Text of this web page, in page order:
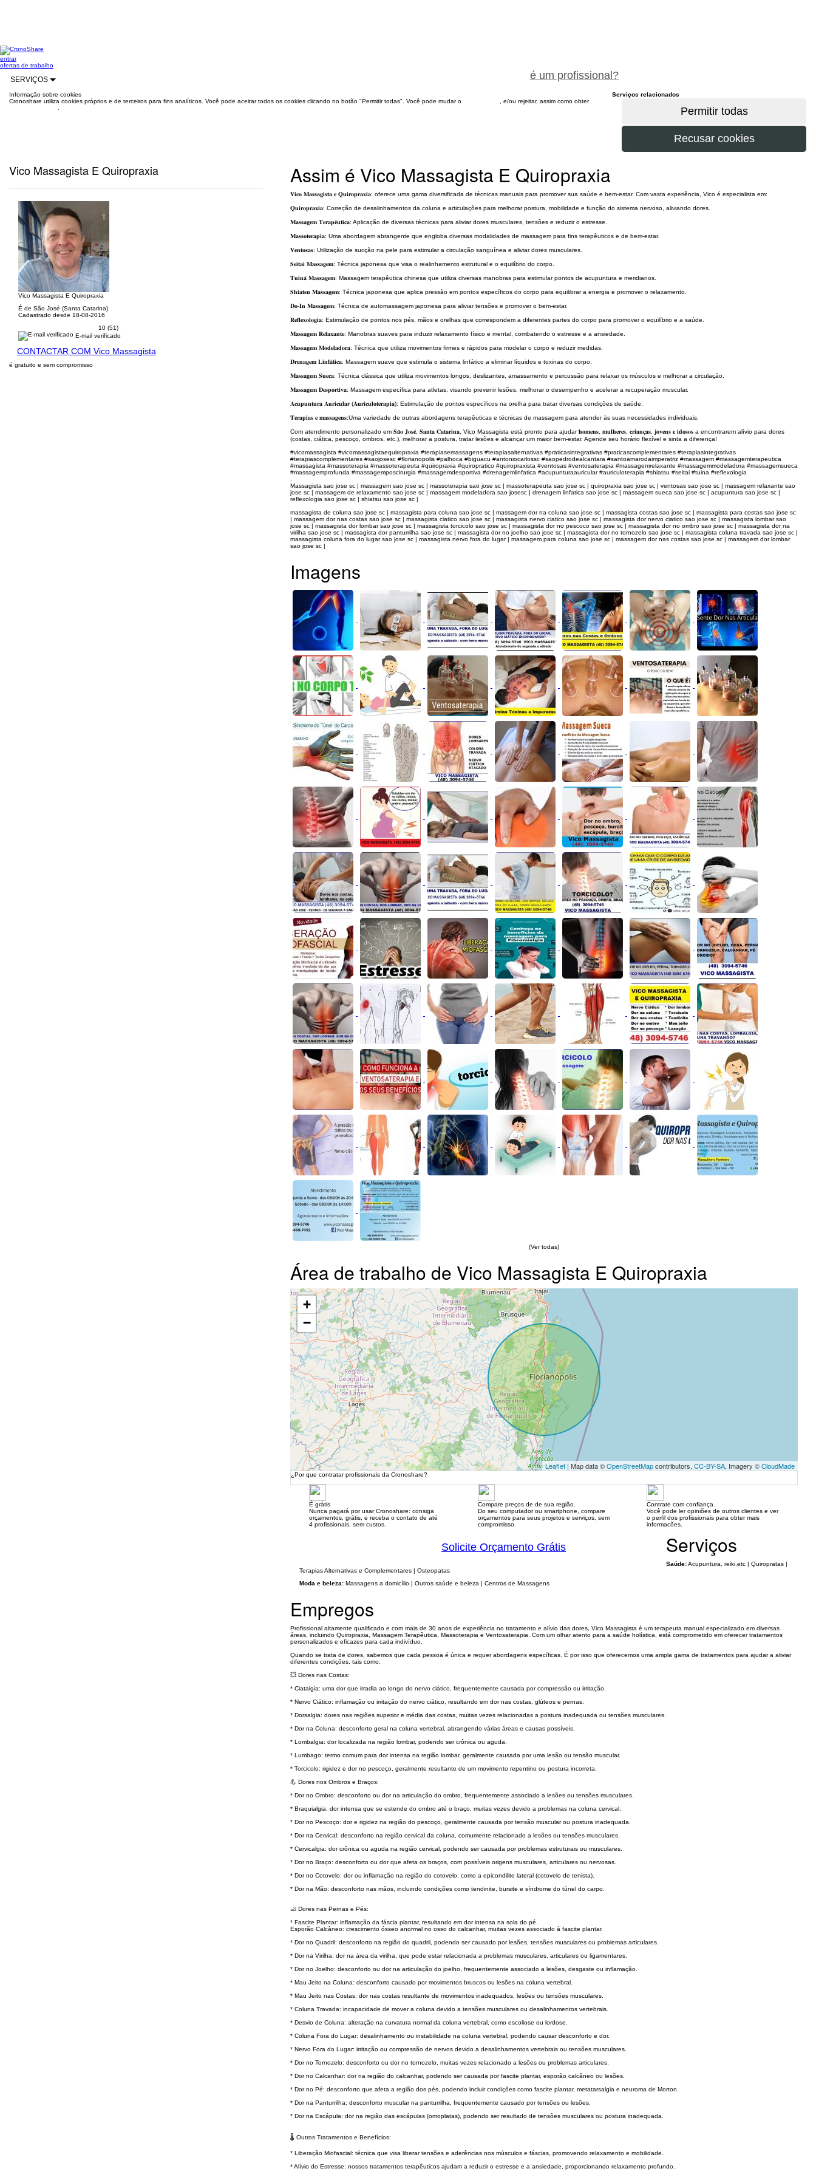
entrar
é um profissional?
ofertas de trabalho
SERVIÇOS
Informação sobre cookies
Cronoshare utiliza cookies próprios e de terceiros para fins analíticos. Você pode aceitar todos os cookies clicando no botão "Permitir todas". Você pode mudar o
, e/ou rejeitar, assim como obter
Vico Massagista E Quiropraxia
Vico Massagista E Quiropraxia
É de São José (Santa Catarina)
Cadastrado desde 18-08-2016
10 (51)
E-mail verificado
CONTACTAR COM Vico Massagista
é gratuito e sem compromisso
Assim é Vico Massagista E Quiropraxia
𝐕𝐢𝐜𝐨 𝐌𝐚𝐬𝐬𝐚𝐠𝐢𝐬𝐭𝐚 𝐞 𝐐𝐮𝐢𝐫𝐨𝐩𝐫𝐚𝐱𝐢𝐚: oferece uma gama diversificada de técnicas manuais para promover sua saúde e bem-estar. Com vasta experiência, Vico é especialista em:
𝐐𝐮𝐢𝐫𝐨𝐩𝐫𝐚𝐱𝐢𝐚: Correção de desalinhamentos da coluna e articulações para melhorar postura, mobilidade e função do sistema nervoso, aliviando dores.
𝐌𝐚𝐬𝐬𝐚𝐠𝐞𝐦 𝐓𝐞𝐫𝐚𝐩𝐞̂𝐮𝐭𝐢𝐜𝐚: Aplicação de diversas técnicas para aliviar dores musculares, tensões e reduzir o estresse.
𝐌𝐚𝐬𝐬𝐨𝐭𝐞𝐫𝐚𝐩𝐢𝐚: Uma abordagem abrangente que engloba diversas modalidades de massagem para fins terapêuticos e de bem-estar.
𝐕𝐞𝐧𝐭𝐨𝐬𝐚𝐬: Utilização de sucção na pele para estimular a circulação sanguínea e aliviar dores musculares.
𝐒𝐞𝐢𝐭𝐚𝐢 𝐌𝐚𝐬𝐬𝐚𝐠𝐞𝐦: Técnica japonesa que visa o realinhamento estrutural e o equilíbrio do corpo.
𝐓𝐮𝐢𝐧𝐚́ 𝐌𝐚𝐬𝐬𝐚𝐠𝐞𝐦: Massagem terapêutica chinesa que utiliza diversas manobras para estimular pontos de acupuntura e meridianos.
𝐒𝐡𝐢𝐚𝐭𝐬𝐮 𝐌𝐚𝐬𝐬𝐚𝐠𝐞𝐦: Técnica japonesa que aplica pressão em pontos específicos do corpo para equilibrar a energia e promover o relaxamento.
𝐃𝐨-𝐈𝐧 𝐌𝐚𝐬𝐬𝐚𝐠𝐞𝐦: Técnica de automassagem japonesa para aliviar tensões e promover o bem-estar.
𝐑𝐞𝐟𝐥𝐞𝐱𝐨𝐥𝐨𝐠𝐢𝐚: Estimulação de pontos nos pés, mãos e orelhas que correspondem a diferentes partes do corpo para promover o equilíbrio e a saúde.
𝐌𝐚𝐬𝐬𝐚𝐠𝐞𝐦 𝐑𝐞𝐥𝐚𝐱𝐚𝐧𝐭𝐞: Manobras suaves para induzir relaxamento físico e mental, combatendo o estresse e a ansiedade.
𝐌𝐚𝐬𝐬𝐚𝐠𝐞𝐦 𝐌𝐨𝐝𝐞𝐥𝐚𝐝𝐨𝐫𝐚: Técnica que utiliza movimentos firmes e rápidos para modelar o corpo e reduzir medidas.
𝐃𝐫𝐞𝐧𝐚𝐠𝐞𝐦 𝐋𝐢𝐧𝐟𝐚́𝐭𝐢𝐜𝐚: Massagem suave que estimula o sistema linfático a eliminar líquidos e toxinas do corpo.
𝐌𝐚𝐬𝐬𝐚𝐠𝐞𝐦 𝐒𝐮𝐞𝐜𝐚: Técnica clássica que utiliza movimentos longos, deslizantes, amassamento e percussão para relaxar os músculos e melhorar a circulação.
𝐌𝐚𝐬𝐬𝐚𝐠𝐞𝐦 𝐃𝐞𝐬𝐩𝐨𝐫𝐭𝐢𝐯𝐚: Massagem específica para atletas, visando prevenir lesões, melhorar o desempenho e acelerar a recuperação muscular.
𝐀𝐜𝐮𝐩𝐮𝐧𝐭𝐮𝐫𝐚 𝐀𝐮𝐫𝐢𝐜𝐮𝐥𝐚𝐫 (𝐀𝐮𝐫𝐢𝐜𝐮𝐥𝐨𝐭𝐞𝐫𝐚𝐩𝐢𝐚): Estimulação de pontos específicos na orelha para tratar diversas condições de saúde.
𝐓𝐞𝐫𝐚𝐩𝐢𝐚𝐬 𝐞 𝐦𝐚𝐬𝐬𝐚𝐠𝐞𝐧𝐬:Uma variedade de outras abordagens terapêuticas e técnicas de massagem para atender às suas necessidades individuais.
Com atendimento personalizado em 𝐒𝐚̃𝐨 𝐉𝐨𝐬𝐞́, 𝐒𝐚𝐧𝐭𝐚 𝐂𝐚𝐭𝐚𝐫𝐢𝐧𝐚, Vico Massagista está pronto para ajudar 𝐡𝐨𝐦𝐞𝐧𝐬, 𝐦𝐮𝐥𝐡𝐞𝐫𝐞𝐬, 𝐜𝐫𝐢𝐚𝐧𝐜̧𝐚𝐬, 𝐣𝐨𝐯𝐞𝐧𝐬 𝐞 𝐢𝐝𝐨𝐬𝐨𝐬 a encontrarem alívio para dores
(costas, ciática, pescoço, ombros, etc.), melhorar a postura, tratar lesões e alcançar um maior bem-estar. Agende seu horário flexível e sinta a diferença!
#vicomassagista #vicomassagistaequiropraxia #terapiasemassagens #terapiasalternativas #praticasintegrativas #praticascomplementares #terapiasintegrativas
#terapiascomplementares #saojosesc #florianopolis #palhoca #biguacu #antoniocarlossc #saopedrodealcantara #santoamarodaimperatriz #massagem #massagemterapeutica
#massagista #massoterapia #massoterapeuta #quiropraxia #quiropratico #quiropraxista #ventosas #ventosaterapia #massagemrelaxante #massagemmodeladora #massagemsueca
#massagemprofunda #massagemposcirurgia #massagemdesportiva #drenagemlinfatica #acupunturaauricular #auriculoterapia #shiatsu #seitai #tuina #reflexologia
Massagista sao jose sc | massagem sao jose sc | massoterapia sao jose sc | massoterapeuta sao jose sc | quiropraxia sao jose sc | ventosas sao jose sc | massagem relaxante sao
jose sc | massagem de relaxamento sao jose sc | massagem modeladora sao josesc | drenagem linfatica sao jose sc | massagem sueca sao jose sc | acupuntura sao jose sc |
reflexologia sao jose sc | shiatsu sao jose sc |
massagista de coluna sao jose sc | massagista para coluna sao jose sc | massagem dor na coluna sao jose sc | massagista costas sao jose sc | massagista para costas sao jose sc
| massagem dor nas costas sao jose sc | massagista ciatico sao jose sc | massagista nervo ciatico sao jose sc | massagista dor nervo ciatico sao jose sc | massagista lombar sao
jose sc | massagista dor lombar sao jose sc | massagista torcicolo sao jose sc | massagista dor no pescoco sao jose sc | massagista dor no ombro sao jose sc | massagista dor na
virilha sao jose sc | massagista dor panturrilha sao jose sc | massagista dor no joelho sao jose sc | massagista dor no tornozelo sao jose sc | massagista coluna travada sao jose sc |
massagista coluna fora do lugar sao jose sc | massagista nervo fora do lugar | massagem para coluna sao jose sc | massagem dor nas costas sao jose sc | massagem dor lombar
sao jose sc |
Imagens
(Ver todas)
Área de trabalho de Vico Massagista E Quiropraxia
+
−
Leaflet | Map data ©OpenStreetMapcontributors, CC-BY-SA, Imagery ©CloudMade
¿Por que contratar profissionais da Cronoshare?
É grátis
Nunca pagará por usar Cronoshare: consiga
orçamentos, grátis, e receba o contato de até
4 profissionais, sem custos.
Compare preços de de sua região.
Do seu computador ou smartphone, compare
orçamentos para seus projetos e serviços, sem
compromisso.
Contrate com confiança.
Você pode ler opiniões de outros clientes e ver
o perfil dos profissionais para obter mais
informacões.
Solicite Orçamento Grátis Serviços
Saúde:Acupuntura, reiki,etc | Quiropratas |
Terapias Alternativas e Complementares | Osteopatas
Moda e beleza: Massagens a domicílio | Outros saúde e beleza | Centros de Massagens
Empregos
Profissional altamente qualificado e com mais de 30 anos de experiência no tratamento e alívio das dores, Vico Massagista é um terapeuta manual especializado em diversas
áreas, incluindo Quiropraxia, Massagem Terapêutica, Massoterapia e Ventosaterapia. Com um olhar atento para a saúde holística, está comprometido em oferecer tratamentos
personalizados e eficazes para cada indivíduo.
Quando se trata de dores, sabemos que cada pessoa é única e requer abordagens específicas. É por isso que oferecemos uma ampla gama de tratamentos para ajudar a aliviar
diferentes condições, tais como:
💥 Dores nas Costas:
* Ciatalgia: uma dor que irradia ao longo do nervo ciático, frequentemente causada por compressão ou irritação.
* Nervo Ciático: inflamação ou irritação do nervo ciático, resultando em dor nas costas, glúteos e pernas.
* Dorsalgia: dores nas regiões superior e média das costas, muitas vezes relacionadas a postura inadequada ou tensões musculares.
* Dor na Coluna: desconforto geral na coluna vertebral, abrangendo várias áreas e causas possíveis.
* Lombalgia: dor localizada na região lombar, podendo ser crônica ou aguda.
* Lumbago: termo comum para dor intensa na região lombar, geralmente causada por uma lesão ou tensão muscular.
* Torcicolo: rigidez e dor no pescoço, geralmente resultante de um movimento repentino ou postura incorreta.
💪 Dores nos Ombros e Braços:
* Dor no Ombro: desconforto ou dor na articulação do ombro, frequentemente associado a lesões ou tensões musculares.
* Braquialgia: dor intensa que se estende do ombro até o braço, muitas vezes devido a problemas na coluna cervical.
* Dor no Pescoço: dor e rigidez na região do pescoço, geralmente causada por tensão muscular ou postura inadequada.
* Dor na Cervical: desconforto na região cervical da coluna, comumente relacionado a lesões ou tensões musculares.
* Cervicalgia: dor crônica ou aguda na região cervical, podendo ser causada por problemas estruturais ou musculares.
* Dor no Braço: desconforto ou dor que afeta os braços, com possíveis origens musculares, articulares ou nervosas.
* Dor no Cotovelo: dor ou inflamação na região do cotovelo, como a epicondilite lateral (cotovelo de tenista).
* Dor na Mão: desconforto nas mãos, incluindo condições como tendinite, bursite e síndrome do túnel do carpo.
🦶 Dores nas Pernas e Pés:
* Fascite Plantar: inflamação da fáscia plantar, resultando em dor intensa na sola do pé.
Esporão Calcâneo: crescimento ósseo anormal no osso do calcanhar, muitas vezes associado à fascite plantar.
* Dor no Quadril: desconforto na região do quadril, podendo ser causado por lesões, tensões musculares ou problemas articulares.
* Dor na Virilha: dor na área da virilha, que pode estar relacionada a problemas musculares, articulares ou ligamentares.
* Dor no Joelho: desconforto ou dor na articulação do joelho, frequentemente associado a lesões, desgaste ou inflamação.
* Mau Jeito na Coluna: desconforto causado por movimentos bruscos ou lesões na coluna vertebral.
* Mau Jeito nas Costas: dor nas costas resultante de movimentos inadequados, lesões ou tensões musculares.
* Coluna Travada: incapacidade de mover a coluna devido a tensões musculares ou desalinhamentos vertebrais.
* Desvio de Coluna: alteração na curvatura normal da coluna vertebral, como escoliose ou lordose.
* Coluna Fora do Lugar: desalinhamento ou instabilidade na coluna vertebral, podendo causar desconforto e dor.
* Nervo Fora do Lugar: irritação ou compressão de nervos devido a desalinhamentos vertebrais ou tensões musculares.
* Dor no Tornozelo: desconforto ou dor no tornozelo, muitas vezes relacionado a lesões ou problemas articulares.
* Dor no Calcanhar: dor na região do calcanhar, podendo ser causada por fascite plantar, esporão calcâneo ou lesões.
* Dor no Pé: desconforto que afeta a região dos pés, podendo incluir condições como fascite plantar, metatarsalgia e neuroma de Morton.
* Dor na Panturrilha: desconforto muscular na panturrilha, frequentemente causado por tensões ou lesões.
* Dor na Escápula: dor na região das escápulas (omoplatas), podendo ser resultado de tensões musculares ou postura inadequada.
🌡️ Outros Tratamentos e Benefícios:
* Liberação Miofascial: técnica que visa liberar tensões e aderências nos músculos e fáscias, promovendo relaxamento e mobilidade.
* Alívio do Estresse: nossos tratamentos terapêuticos ajudam a reduzir o estresse e a ansiedade, proporcionando relaxamento profundo.
Serviços relacionados